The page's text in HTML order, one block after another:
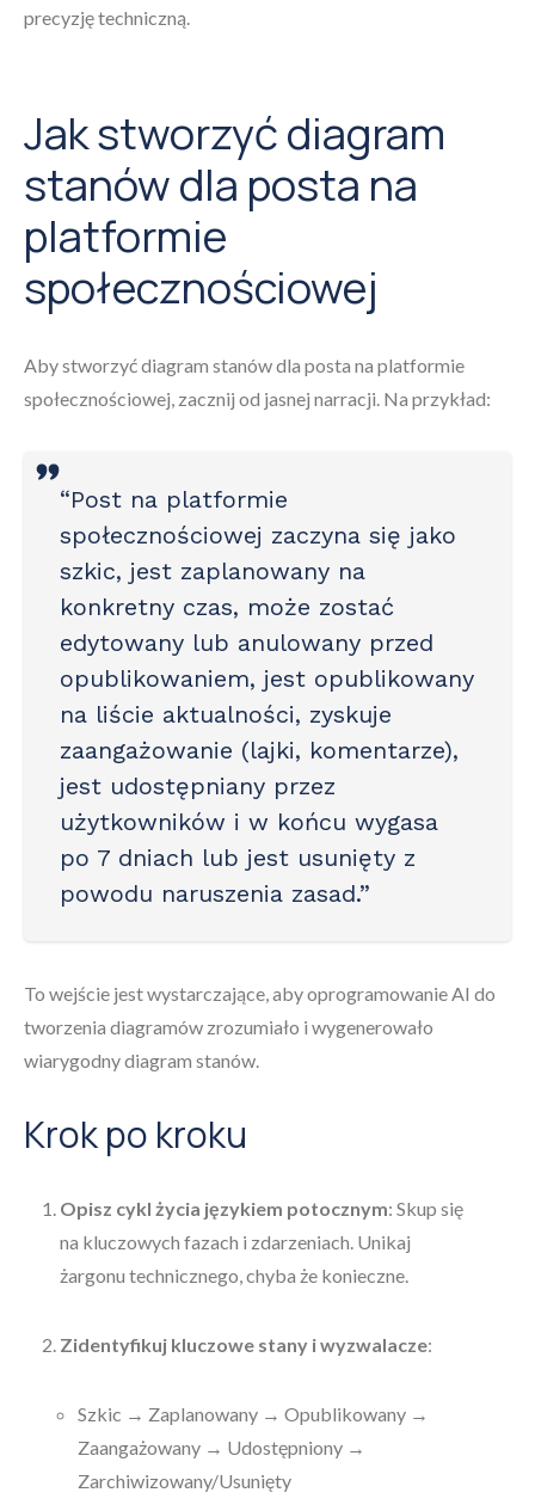
precyzję techniczną.
Jak stworzyć diagram
stanów dla posta na
platformie
społecznościowej
Aby stworzyć diagram stanów dla posta na platformie
społecznościowej, zacznij od jasnej narracji. Na przykład:
“Post na platformie
społecznościowej zaczyna się jako
szkic, jest zaplanowany na
konkretny czas, może zostać
edytowany lub anulowany przed
opublikowaniem, jest opublikowany
na liście aktualności, zyskuje
zaangażowanie (lajki, komentarze),
jest udostępniany przez
użytkowników i w końcu wygasa
po 7 dniach lub jest usunięty z
powodu naruszenia zasad.”
To wejście jest wystarczające, aby oprogramowanie AI do
tworzenia diagramów zrozumiało i wygenerowało
wiarygodny diagram stanów.
Krok po kroku
Opisz cykl życia językiem potocznym: Skup się
na kluczowych fazach i zdarzeniach. Unikaj
żargonu technicznego, chyba że konieczne.
Zidentyfikuj kluczowe stany i wyzwalacze:
Szkic → Zaplanowany → Opublikowany →
Zaangażowany → Udostępniony →
Zarchiwizowany/Usunięty